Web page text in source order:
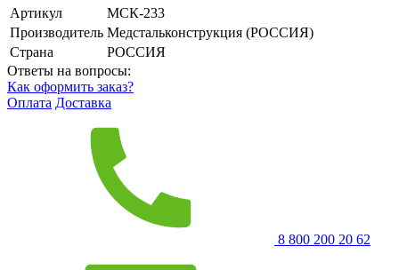
Артикул
МСК-233
Производитель Медстальконструкция (РОССИЯ)
Страна
РОССИЯ
Ответы на вопросы:
Как оформить заказ?
Оплата Доставка
8 800 200 20 62